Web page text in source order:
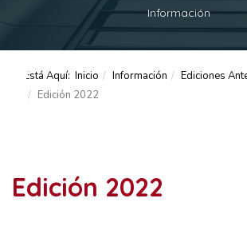
Información
Está Aquí: Inicio Información Ediciones
Edición 2022
Edición 2022